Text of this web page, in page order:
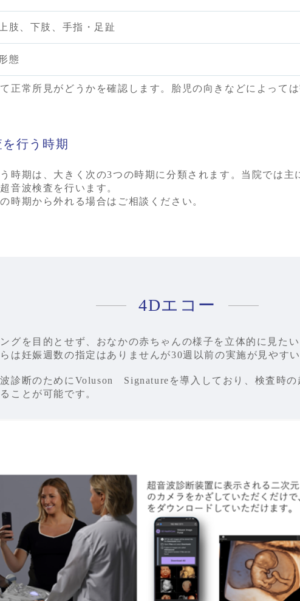
上肢、下肢、手指・足趾
態
正常所見がどうかを確認します。胎児の向きなどによって
行う時期
時期は、大きく次の3つの時期に分類されます。当院では主
音波検査を行います。
時期から外れる場合はご相談ください。
4Dエコー
グを目的とせず、おなかの赤ちゃんの様子を立体的に見た
は妊娠週数の指定はありませんが30週以前の実施が見やすい
診断のためにVoluson Signatureを導入しており、検査時の
ことが可能です。